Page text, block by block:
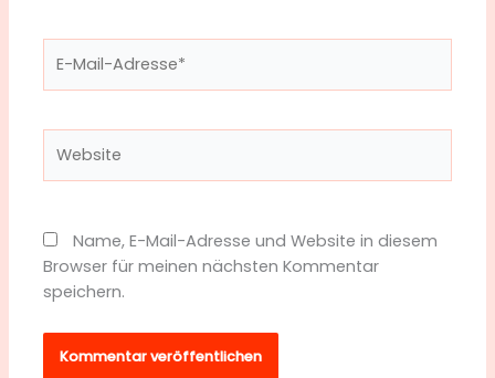
Mail-
Name, E-Mail-Adresse und Website in diesem
Browser für meinen nächsten Kommentar
speichern.